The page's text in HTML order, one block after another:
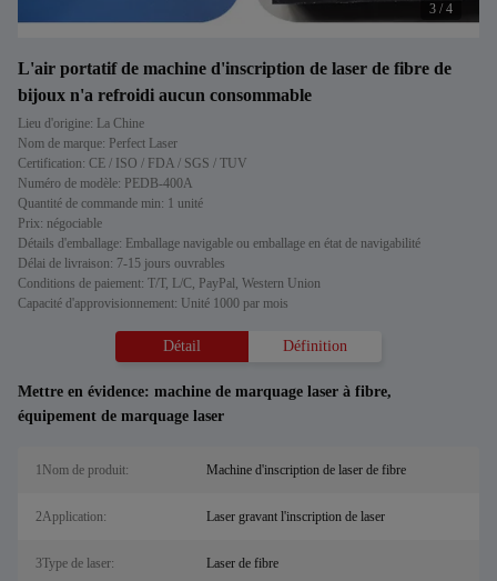
3 / 4
L'air portatif de machine d'inscription de laser de fibre de
bijoux n'a refroidi aucun consommable
Lieu d'origine: La Chine
Nom de marque: Perfect Laser
Certification: CE / ISO / FDA / SGS / TUV
Numéro de modèle: PEDB-400A
Quantité de commande min: 1 unité
Prix: négociable
Détails d'emballage: Emballage navigable ou emballage en état de navigabilité
Délai de livraison: 7-15 jours ouvrables
Conditions de paiement: T/T, L/C, PayPal, Western Union
Capacité d'approvisionnement: Unité 1000 par mois
Détail Définition
Mettre en évidence: machine de marquage laser à fibre,
équipement de marquage laser
1Nom de produit: Machine d'inscription de laser de fibre
2Application: Laser gravant l'inscription de laser
3Type de laser: Laser de fibre